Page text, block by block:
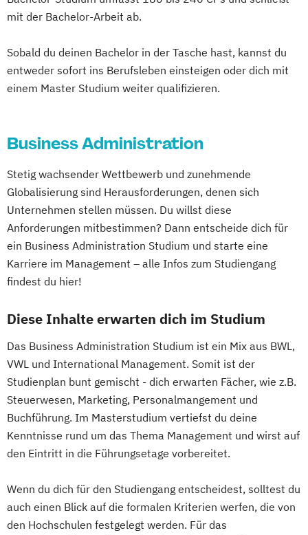
mit der Bachelor-Arbeit ab.
Sobald du deinen Bachelor in der Tasche hast, kannst du
entweder sofort ins Berufsleben einsteigen oder dich mit
einem Master Studium weiter qualifizieren.
Business Administration
Stetig wachsender Wettbewerb und zunehmende
Globalisierung sind Herausforderungen, denen sich
Unternehmen stellen müssen. Du willst diese
Anforderungen mitbestimmen? Dann entscheide dich für
ein Business Administration Studium und starte eine
Karriere im Management – alle Infos zum Studiengang
findest du hier!
Diese Inhalte erwarten dich im Studium
Das Business Administration Studium ist ein Mix aus BWL,
VWL und International Management. Somit ist der
Studienplan bunt gemischt - dich erwarten Fächer, wie z.B.
Steuerwesen, Marketing, Personalmangement und
Buchführung. Im Masterstudium vertiefst du deine
Kenntnisse rund um das Thema Management und wirst auf
den Eintritt in die Führungsetage vorbereitet.
Wenn du dich für den Studiengang entscheidest, solltest du
auch einen Blick auf die formalen Kriterien werfen, die von
den Hochschulen festgelegt werden. Für das